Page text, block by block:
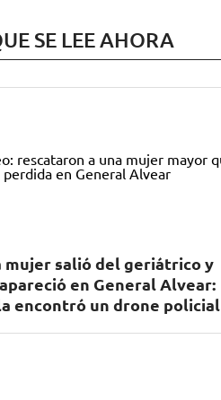
SE LEE AHORA
mujer salió del geriátrico y
en General Alvear:
encontró un drone policial